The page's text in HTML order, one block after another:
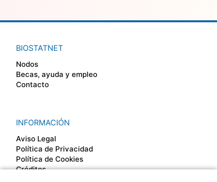
BIOSTATNET
Nodos
Becas, ayuda y empleo
Contacto
INFORMACIÓN
Aviso Legal
Política de Privacidad
Política de Cookies
Créditos